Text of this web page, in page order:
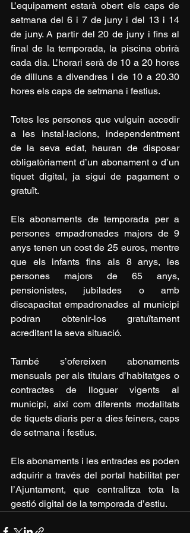
L’equipament estarà obert els caps de
setmana del 6 i 7 de juny i del 13 i 14
de juny. A partir del 20 de juny i fins al
final de la temporada, la piscina obrirà
cada dia. L’horari serà de 10 a 20 hores
de dilluns a divendres i de 10 a 20.30
hores els caps de setmana i festius.
Totes les persones que vulguin accedir
a les instal·lacions, independentment
de la seva edat, hauran de disposar
obligatòriament d’un abonament o d’un
tiquet digital, ja sigui de pagament o
gratuït.
Els abonaments de temporada per a
persones empadronades majors de 9
anys tenen un cost de 25 euros, mentre
que els infants fins als 8 anys, les
persones majors de 65 anys,
pensionistes, jubilades o amb
discapacitat empadronades al municipi
podran obtenir-los gratuïtament
acreditant la seva situació.
També s’ofereixen abonaments
mensuals per als titulars d’habitatges o
contractes de lloguer vigents al
municipi, així com diferents modalitats
de tiquets diaris per a dies feiners, caps
de setmana i festius.
Els abonaments i les entrades es poden
adquirir a través del portal habilitat per
l’Ajuntament, que centralitza tota la
gestió digital de la temporada d’estiu.